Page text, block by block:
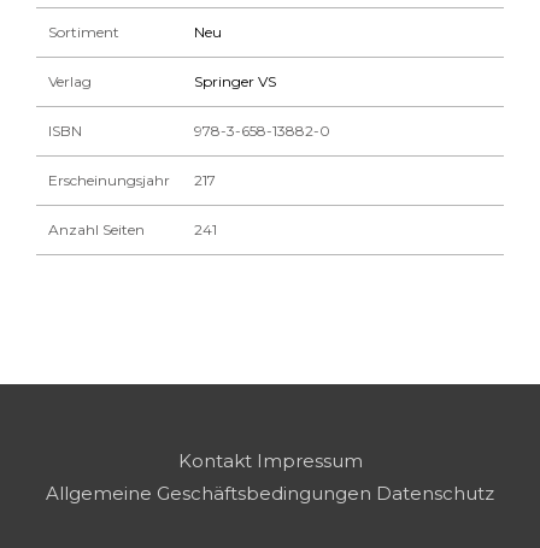
Sortiment Neu
Verlag Springer VS
ISBN 978-3-658-13882-0
Erscheinungsjahr 217
Anzahl Seiten 241
Kontakt Impressum
Allgemeine Geschäftsbedingungen Datenschutz